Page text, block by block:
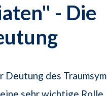
- Die
des